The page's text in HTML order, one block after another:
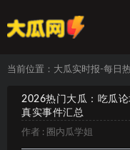
当前位置： 大瓜实时报-每日
2026热门大瓜：吃瓜
真实事件汇总
作者 : 圈内瓜学姐